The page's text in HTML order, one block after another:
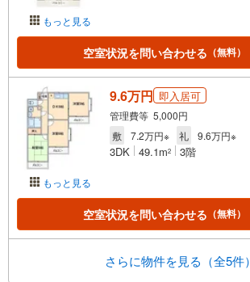
もっと見る
空室状況を問い合わせる （無料）
もっと見る
9.6万円 即入居可
管理費等 5,000円
敷
7.2万円※ 礼 9.6万円※
3DK 49.1m2 3階
空室状況を問い合わせる （無料）
さらに物件を見る（全5件）